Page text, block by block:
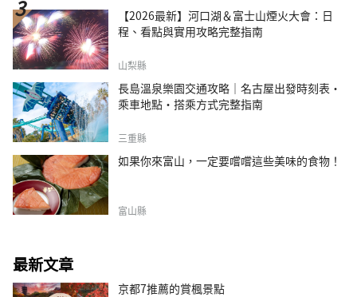
【2026最新】河口湖＆富士山煙火大會：日
程、看點與實用攻略完整指南
山梨縣
長島溫泉樂園交通攻略｜名古屋出發時刻表・
乘車地點・搭乘方式完整指南
三重縣
如果你來富山，一定要嚐嚐這些美味的食物！
富山縣
最新文章
京都7推薦的賞楓景點